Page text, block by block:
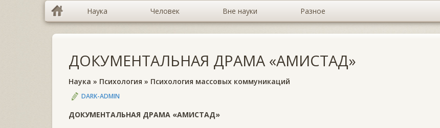
Наука Человек Вне науки Разное
ДОКУМЕНТАЛЬНАЯ ДРАМА «АМИСТАД»
Наука » Психология » Психология массовых коммуникаций
DARK-ADMIN
ДОКУМЕНТАЛЬНАЯ ДРАМА «АМИСТАД»